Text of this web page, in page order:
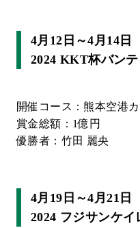
4月12日～4月14日
2024 KKT杯バン
開催コース：熊本空港
賞金総額：1億円
優勝者：竹田 麗央
4月19日～4月21日
2024 フジサンケ